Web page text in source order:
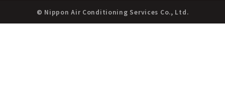
© Nippon Air Conditioning Services Co., Ltd.